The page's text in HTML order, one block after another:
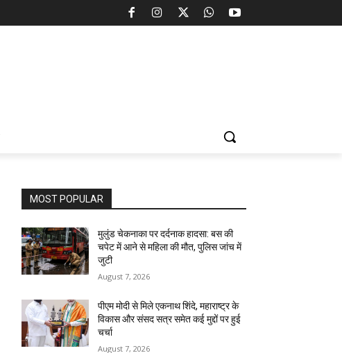
MOST POPULAR
मुलुंड चेकनाका पर दर्दनाक हादसा: बस की
चपेट में आने से महिला की मौत, पुलिस जांच में
जुटी
August 7, 2026
पीएम मोदी से मिले एकनाथ शिंदे, महाराष्ट्र के
विकास और संसद सत्र समेत कई मुद्दों पर हुई
चर्चा
August 7, 2026